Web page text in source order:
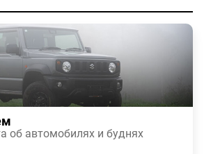
об автомобилях и буднях